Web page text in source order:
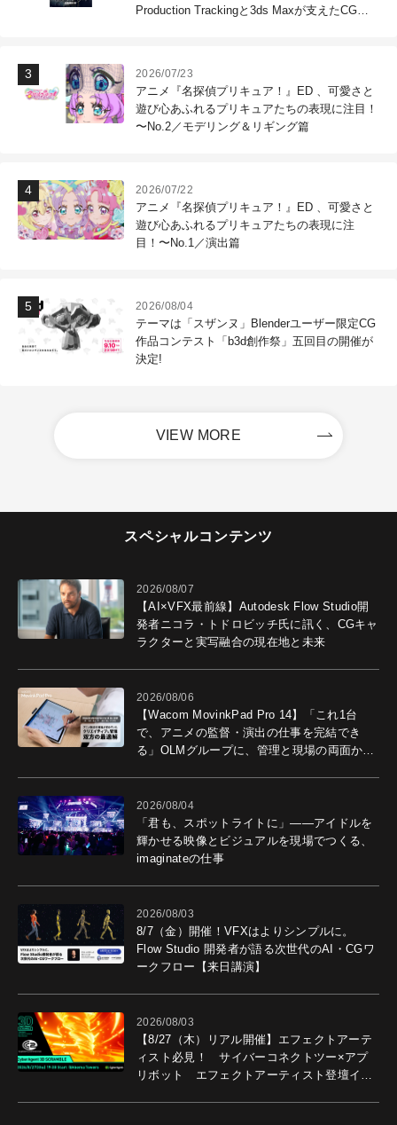
Production Trackingと3ds Maxが支えたCG制
2026/07/23
アニメ『名探偵プリキュア！』ED 、可愛さと
遊び心あふれるプリキュアたちの表現に注目！
〜No.2／モデリング＆リギング篇
2026/07/22
アニメ『名探偵プリキュア！』ED 、可愛さと
遊び心あふれるプリキュアたちの表現に注
目！〜No.1／演出篇
2026/08/04
テーマは「スザンヌ」Blenderユーザー限定CG
作品コンテスト「b3d創作祭」五回目の開催が
決定!
VIEW MORE
スペシャルコンテンツ
2026/08/07
【AI×VFX最前線】Autodesk Flow Studio開
発者ニコラ・トドロビッチ氏に訊く、CGキャ
ラクターと実写融合の現在地と未来
2026/08/06
【Wacom MovinkPad Pro 14】「これ1台
で、アニメの監督・演出の仕事を完結でき
る」OLMグループに、管理と現場の両面から
2026/08/04
「君も、スポットライトに」――アイドルを
輝かせる映像とビジュアルを現場でつくる、
imaginateの仕事
2026/08/03
8/7（金）開催！VFXはよりシンプルに。
Flow Studio 開発者が語る次世代のAI・CGワ
ークフロー【来日講演】
2026/08/03
【8/27（木）リアル開催】エフェクトアーテ
ィスト必見！ サイバーコネクトツー×アプ
リボット エフェクトアーティスト登壇イベ